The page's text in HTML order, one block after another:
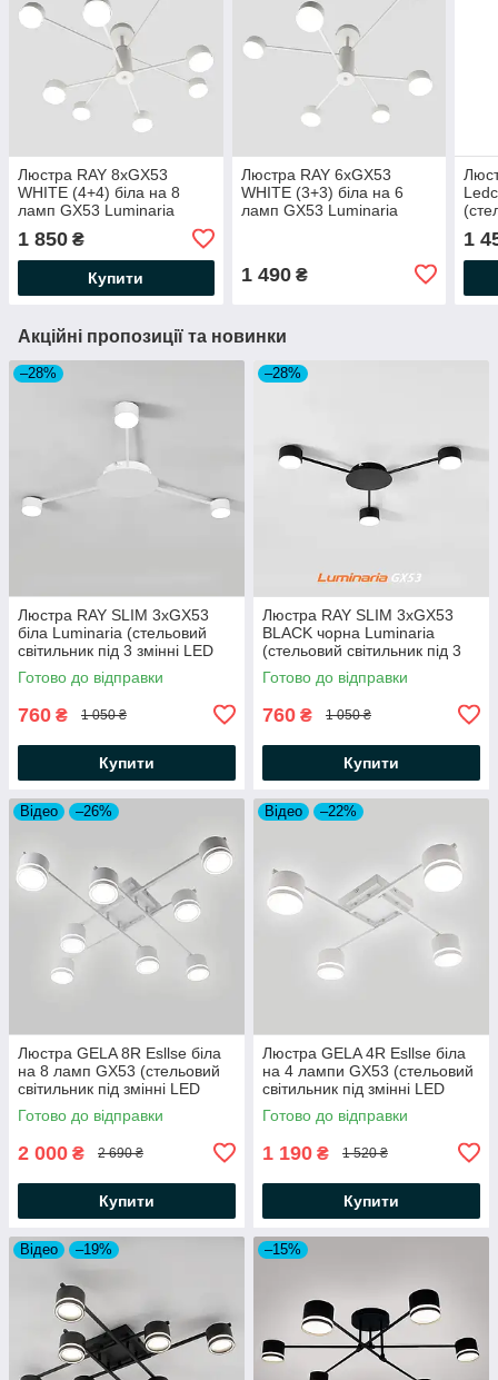
Люстра RAY 8xGX53
WHITE (4+4) біла на 8
ламп GX53 Luminaria
світильник під змінні LED
лампи) 780x300мм
1 850 ₴
Купити
Люстра RAY 6xGX53
WHITE (3+3) біла на 6
ламп GX53 Luminaria
1 490₴
1
Акційні пропозиції та новинки
–28%
Люстра RAY SLIM 3xGX53
біла Luminaria (стельовий
світильник під 3 змінні LED
лампи GX53) Ø670x55мм
Готово до відправки
760 ₴ 1 050 ₴
Купити
–28%
Люстра RAY SLIM 3xGX53
BLACK чорна Luminaria
(стельовий світильник під 3
змінні LED лампи GX53)
Ø670x55мм
Готово до відправки
760 ₴ 1 050 ₴
Купити
Відео –26%
Люстра GELA 8R Esllse бiла
на 8 ламп GX53 (стельовий
світильник під змінні LED
лампи) 820x820x140мм
Готово до відправки
2 000 ₴ 2 690 ₴
Купити
Відео –22%
Люстра GELA 4R Esllse бiла
на 4 лампи GX53 (стельовий
світильник під змінні LED
лампи) 600x600x120мм
Готово до відправки
1 190 ₴ 1 520 ₴
Купити
Відео –19% –15%